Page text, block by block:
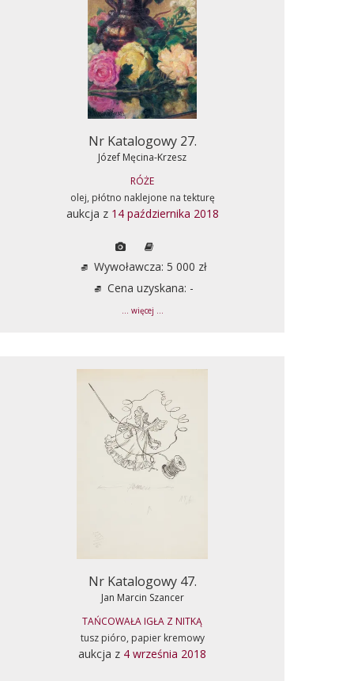
Nr Katalogowy 27.
Józef Męcina-Krzesz
RÓŻE
olej, płótno naklejone na tekturę
aukcja z 14 października 2018
Wywoławcza: 5 000 zł
Cena uzyskana: -
... więcej ...
Nr Katalogowy 47.
Jan Marcin Szancer
TAŃCOWAŁA IGŁA Z NITKĄ
tusz pióro, papier kremowy
aukcja z 4 września 2018